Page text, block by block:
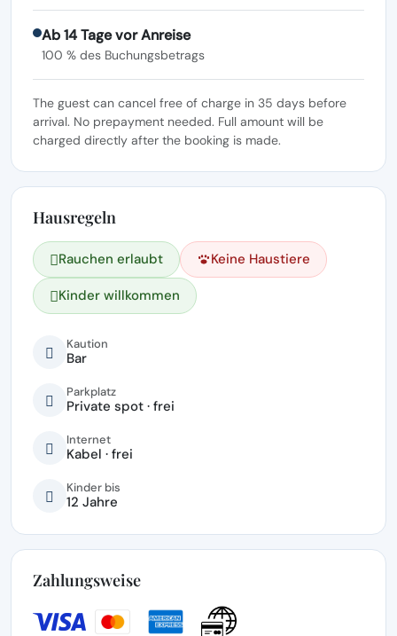
Ab 14 Tage vor Anreise
100 % des Buchungsbetrags
The guest can cancel free of charge in 35 days before
arrival. No prepayment needed. Full amount will be
charged directly after the booking is made.
Hausregeln
Rauchen erlaubt Keine Haustiere
Kinder willkommen
Kaution
Bar
Parkplatz
Private spot · frei
Internet
Kabel · frei
Kinder bis
12 Jahre
Zahlungsweise